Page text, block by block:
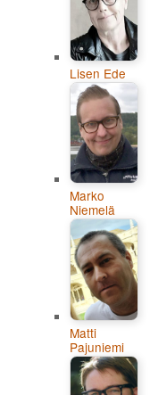
Lisen Ede
Marko
Niemelä
Matti
Pajuniemi